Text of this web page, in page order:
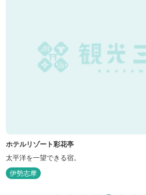
ホテルリゾート彩花亭
太平洋を一望できる宿。
伊勢志摩